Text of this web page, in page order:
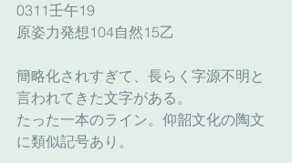
0311壬午19
原姿力発想104自然15乙
簡略化されすぎて、長らく字源不明と
言われてきた文字がある。
たった一本のライン。仰韶文化の陶文
に類似記号あり。